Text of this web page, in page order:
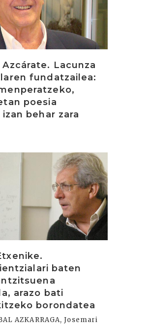
Lacunza
fundatzailea:
poesia
behar zara
baten
arazo bati
borondatea
AZKARRAGA, Josemari